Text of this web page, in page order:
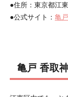
●住所：東京都江
●公式サイト： 亀
亀戸 香取